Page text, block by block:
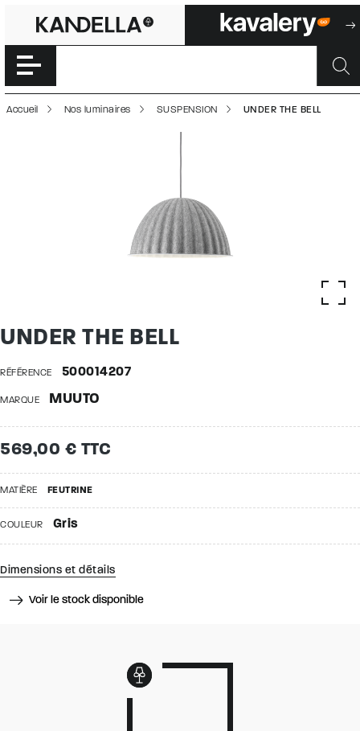
UNDER THE
Accéder directement au contenu de la page
Accueil Nos luminaires SUSPENSION UNDER THE BELL
UNDER THE BELL
RÉFÉRENCE 500014207
MARQUE MUUTO
569,00 € TTC
MATIÈRE FEUTRINE
COULEUR Gris
Dimensions et détails
Voir le stock disponible